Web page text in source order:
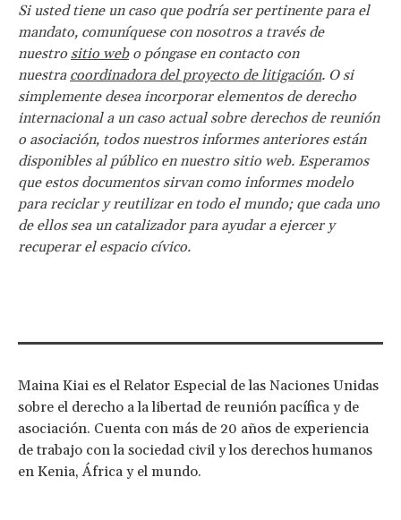
Si usted tiene un caso que podría ser pertinente para el
mandato, comuníquese con nosotros a través de
nuestro sitio webo póngase en contacto con
nuestra coordinadora del proyecto de litigación. O si
simplemente desea incorporar elementos de derecho
internacional a un caso actual sobre derechos de reunión
o asociación, todos nuestros informes anteriores están
disponibles al público en nuestro sitio web. Esperamos
que estos documentos sirvan como informes modelo
para reciclar y reutilizar en todo el mundo; que cada uno
de ellos sea un catalizador para ayudar a ejercer y
recuperar el espacio cívico.
Maina Kiai es el Relator Especial de las Naciones Unidas
sobre el derecho a la libertad de reunión pacífica y de
asociación. Cuenta con más de 20 años de experiencia
de trabajo con la sociedad civil y los derechos humanos
en Kenia, África y el mundo.